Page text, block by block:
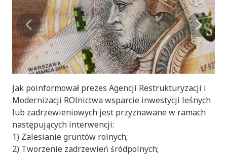
Jak poinformował prezes Agencji Restrukturyzacji i
Modernizacji ROlnictwa wsparcie inwestycji leśnych
lub zadrzewieniowych jest przyznawane w ramach
następujących interwencji:
1) Zalesianie gruntów rolnych;
2) Tworzenie zadrzewień śródpolnych;